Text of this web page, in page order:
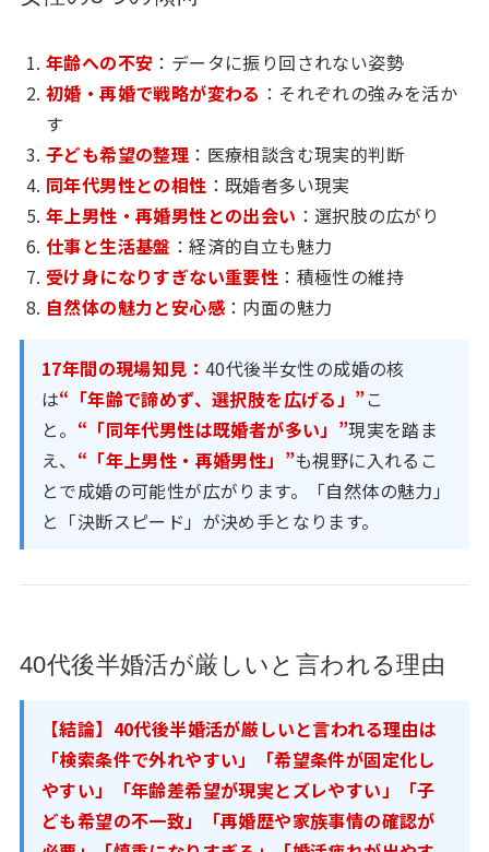
年齢への不安 ：データに振り回されない姿勢
初婚・再婚で戦略が変わる ：それぞれの強みを活か
す
子ども希望の整理 ：医療相談含む現実的判断
同年代男性との相性 ：既婚者多い現実
年上男性・再婚男性との出会い ：選択肢の広がり
仕事と生活基盤 ：経済的自立も魅力
受け身になりすぎない重要性 ：積極性の維持
自然体の魅力と安心感：内面の魅力
17年間の現場知見： 40代後半女性の成婚の核
は“「年齢で諦めず、選択肢を広げる」”こ
と。 “「同年代男性は既婚者が多い」”現実を踏ま
え、 “「年上男性・再婚男性」”も視野に入れるこ
とで成婚の可能性が広がります。「自然体の魅力」
と「決断スピード」が決め手となります。
40代後半婚活が厳しいと言われる理由
【結論】40代後半婚活が厳しいと言われる理由は
「検索条件で外れやすい」「希望条件が固定化し
やすい」「年齢差希望が現実とズレやすい」「子
ども希望の不一致」「再婚歴や家族事情の確認が